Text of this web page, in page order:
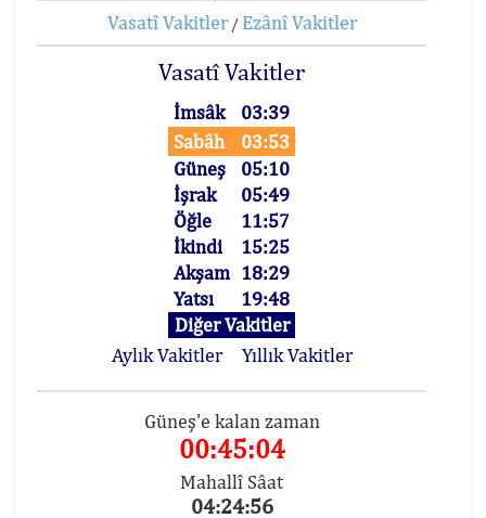
Vasatî Vakitler/ Ezânî Vakitler
Vasatî Vakitler
İmsâk
03:39
Sabâh
03:53
Güneş
05:10
İşrak
05:49
Öğle
11:57
İkindi
15:25
Akşam 18:29
Yatsı
19:48
Diğer Vakitler
Aylık Vakitler
Yıllık Vakitler
Güneş'e kalan zaman
00:45:04
Mahallî Sâat
04:24:56